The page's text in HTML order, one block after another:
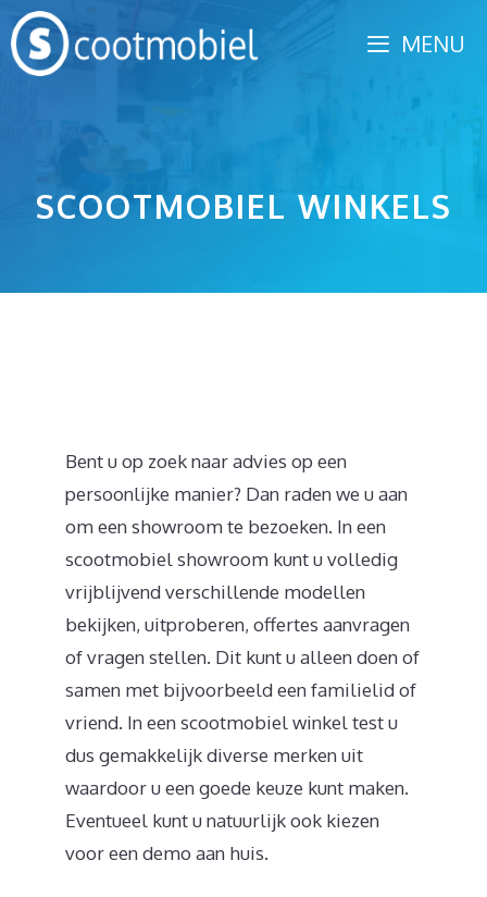
Spring
naar
inhoud
MENU
SCOOTMOBIEL WINKELS
Bent u op zoek naar advies op een
persoonlijke manier? Dan raden we u aan
om een showroom te bezoeken. In een
scootmobiel showroom kunt u volledig
vrijblijvend verschillende modellen
bekijken, uitproberen, offertes aanvragen
of vragen stellen. Dit kunt u alleen doen of
samen met bijvoorbeeld een familielid of
vriend. In een scootmobiel winkel test u
dus gemakkelijk diverse merken uit
waardoor u een goede keuze kunt maken.
Eventueel kunt u natuurlijk ook kiezen
voor een demo aan huis.